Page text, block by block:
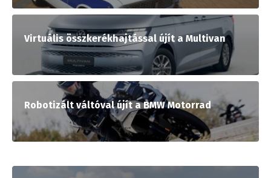
Virtuális összkerékhajtással újít a Multivan
Robotizált váltóval újít a BMW Motorrad